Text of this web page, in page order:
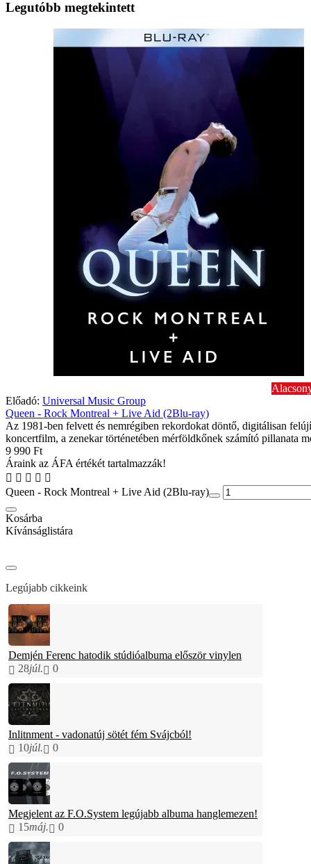
Legutóbb megtekintett
Előadó: Universal Music Group
Queen - Rock Montreal + Live Aid (2Blu-ray)
Az 1981-ben felvett és nemrégiben rekordokat döntő, digitálisan
koncertfilm, a zenekar történetében mérföldkőnek számító pillanata
9 990 Ft
Áraink az ÁFA értékét tartalmazzák!
Queen - Rock Montreal + Live Aid (2Blu-ray)
Kosárba
Kívánságlistára
Legújabb cikkeink
Demjén Ferenc hatodik stúdióalbuma először vinylen
28júl. 0
Inlitnment - vadonatúj sötét fém Svájcból!
10júl. 0
Megjelent az F.O.System legújabb albuma hanglemezen!
15máj. 0